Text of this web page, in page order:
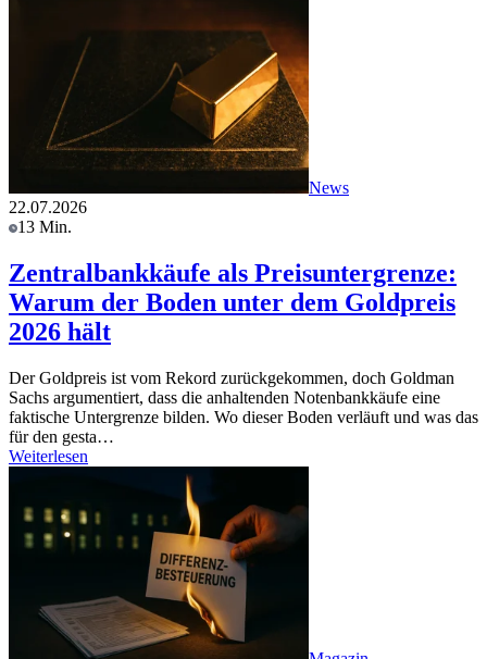
News
22.07.2026
13 Min.
Zentralbankkäufe als Preisuntergrenze:
Warum der Boden unter dem Goldpreis
2026 hält
Der Goldpreis ist vom Rekord zurückgekommen, doch Goldman
Sachs argumentiert, dass die anhaltenden Notenbankkäufe eine
faktische Untergrenze bilden. Wo dieser Boden verläuft und was das
für den gesta…
Weiterlesen